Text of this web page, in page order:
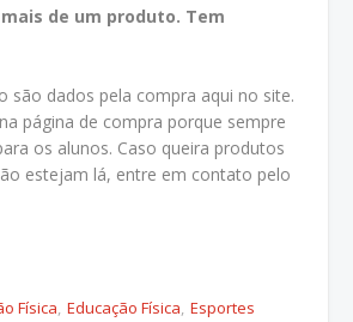
de um produto. Tem
são dados pela compra aqui no site.
página de compra porque sempre
os alunos. Caso queira produtos
estejam lá, entre em contato pelo
Física Educação Física Esportes